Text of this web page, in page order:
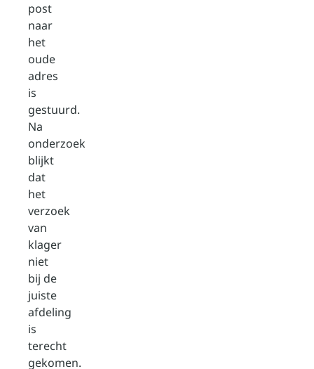
post
naar
het
oude
adres
is
gestuurd.
Na
onderzoek
blijkt
dat
het
verzoek
van
klager
niet
bij de
juiste
afdeling
is
terecht
gekomen.